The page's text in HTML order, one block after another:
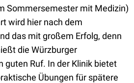
Sommersemester mit Medizin)
wird hier nach dem
das mit großem Erfolg, denn
die Würzburger
guten Ruf. In der Klinik bietet
Übungen für spätere